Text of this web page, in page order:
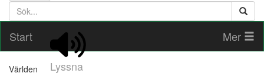
Söktext
Start
Lyssna
Mer
Världen